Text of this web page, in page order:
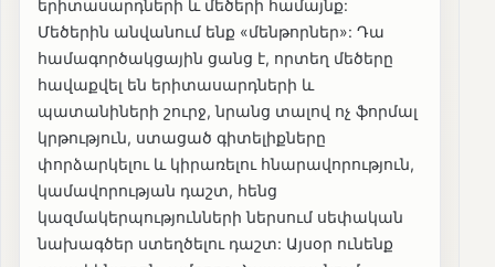
երիտասարդների և մեծերի համայնք:
Մեծերին անվանում ենք «մենթորներ»: Դա
համագործակցային ցանց է, որտեղ մեծերը
հավաքվել են երիտասարդների և
պատանիների շուրջ, նրանց տալով ոչ ֆորմալ
կրթություն, ստացած գիտելիքները
փորձարկելու և կիրառելու հնարավորություն,
կամավորության դաշտ, հենց
կազմակերպությունների ներսում սեփական
նախագծեր ստեղծելու դաշտ: Այսօր ունենք